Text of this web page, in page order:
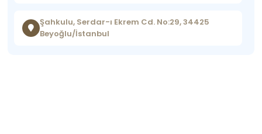
Şahkulu, Serdar-ı Ekrem Cd. No:29, 34425
Beyoğlu/İstanbul